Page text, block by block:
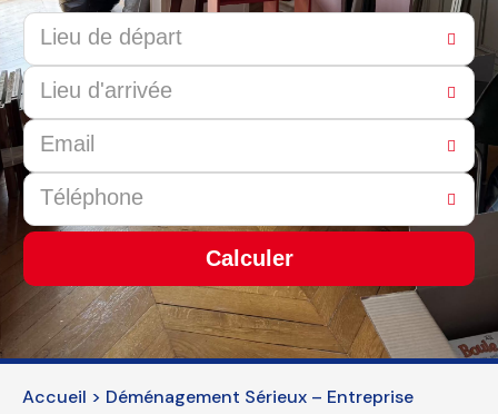
Calculer
This
field
should
Accueil > Déménagement Sérieux – Entreprise